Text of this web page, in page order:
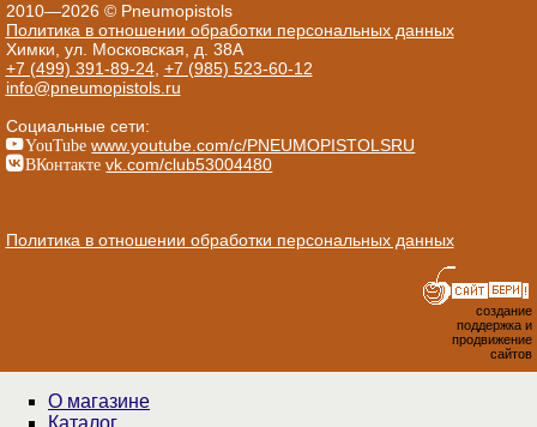
2010—2026 © Pneumopistols
Политика в отношении обработки персональных данных
Химки, ул. Московская, д. 38А
+7 (499) 391-89-24, +7 (985) 523-60-12
info@pneumopistols.ru
Социальные сети:
YouTube www.youtube.com/c/PNEUMOPISTOLSRU
ВКонтакте vk.com/club53004480
Политика в отношении обработки персональных данных
создание
поддержка и
продвижение
сайтов
О магазине